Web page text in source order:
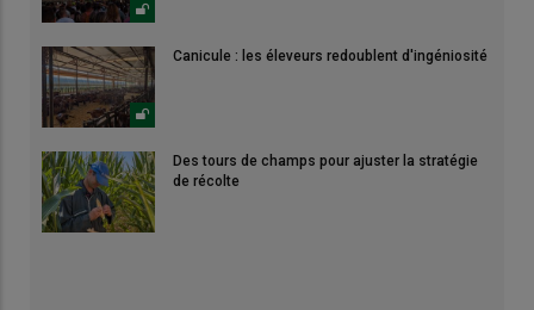
Canicule : les éleveurs redoublent d'ingéniosité
Des tours de champs pour ajuster la stratégie
de récolte